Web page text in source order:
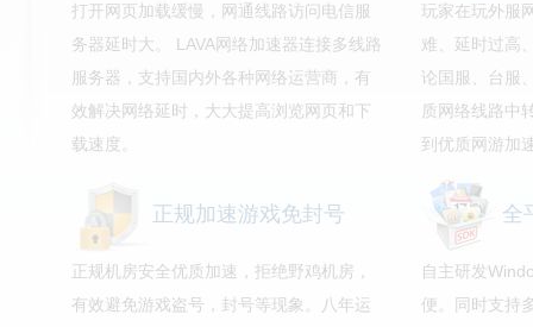
打开网页加载缓慢，网通线路访问电信服
务器延时大。 LAVA网络加速器连接多线路
服务器，支持国内外各种网络运营商，有
效解决网络延时，大大提高浏览网页和下
载速度。
玩家在玩外服
难、延时过高
论国服、台服
质网络线路中
到优质网游加
正规加速游戏免封号
正规机房安全优质加速，拒绝野鸡机房，
有效避免游戏盗号，封号等现象。八年运
全
自主研发
便。同时支持